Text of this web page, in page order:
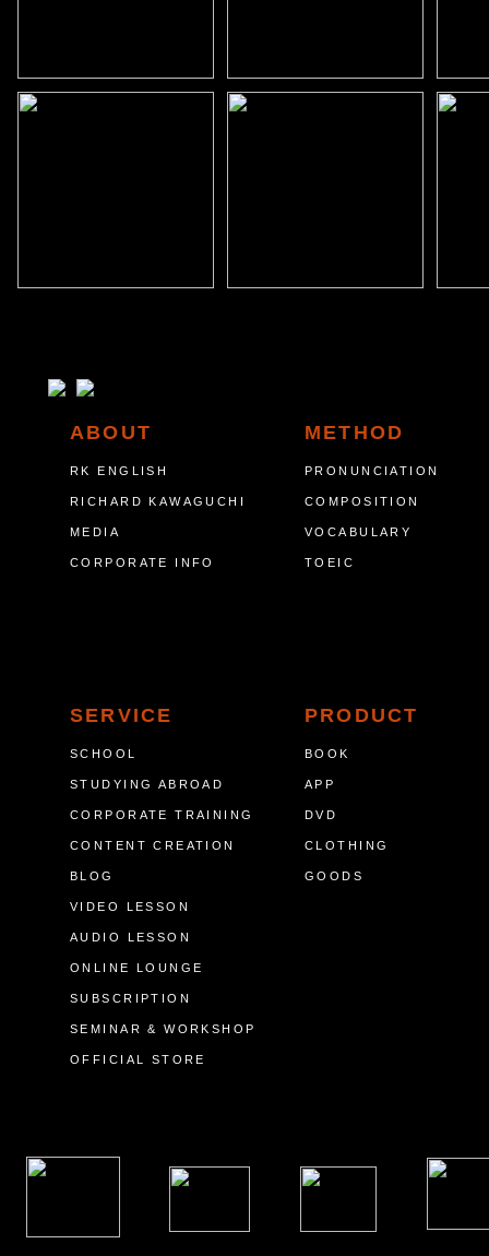
ABOUT
RK ENGLISH
RICHARD KAWAGUCHI
MEDIA
CORPORATE INFO
METHOD
PRONUNCIATION
COMPOSITION
VOCABULARY
TOEIC
SERVICE
SCHOOL
STUDYING ABROAD
CORPORATE TRAINING
CONTENT CREATION
BLOG
VIDEO LESSON
AUDIO LESSON
ONLINE LOUNGE
SUBSCRIPTION
SEMINAR & WORKSHOP
OFFICIAL STORE
PRODUCT
BOOK
APP
DVD
CLOTHING
GOODS